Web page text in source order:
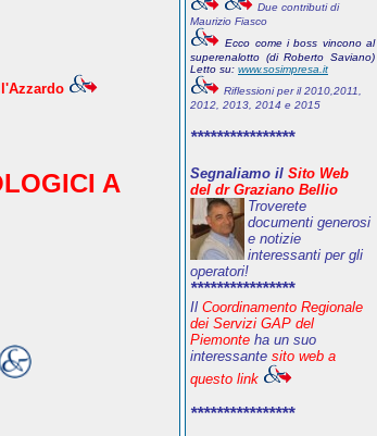
A
Due contributi di
Maurizio Fiasco
Ecco come i boss vincono al
superenalotto (di Roberto Saviano)
Letto su: www.sosimpresa.it
Riflessioni per il 2010,2011,
2012, 2013, 2014 e 2015
****************
Segnaliamo il Sito Web
del dr Graziano Bellio
Troverete
documenti generosi
e notizie
interessanti per gli
operatori!
****************
Il Coordinamento Regionale
dei Servizi GAP del
Piemonte ha un suo
interessante sito web a
questo link
****************